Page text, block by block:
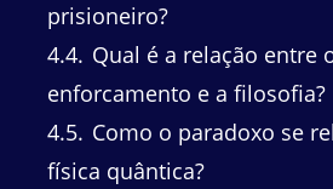
prisioneiro?
4.4 Qual é a relação entre
enforcamento e a filosofia?
4.5 Como o paradoxo se
física quântica?